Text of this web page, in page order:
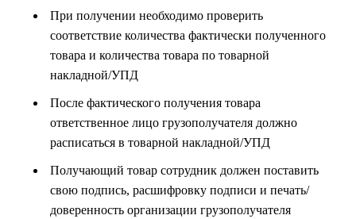
При получении необходимо проверить
соответствие количества фактически полученного
товара и количества товара по товарной
накладной/УПД
После фактического получения товара
ответственное лицо грузополучателя должно
расписаться в товарной накладной/УПД
Получающий товар сотрудник должен поставить
свою подпись, расшифровку подписи и печать/
доверенность организации грузополучателя